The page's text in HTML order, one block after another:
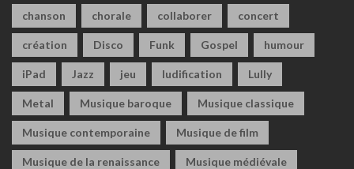
chanson chorale collaborer concert
création Disco Funk Gospel humour
iPad Jazz jeu ludification Lully
Metal Musique baroque Musique classique
Musique contemporaine Musique de film
Musique de la renaissance Musique médiévale